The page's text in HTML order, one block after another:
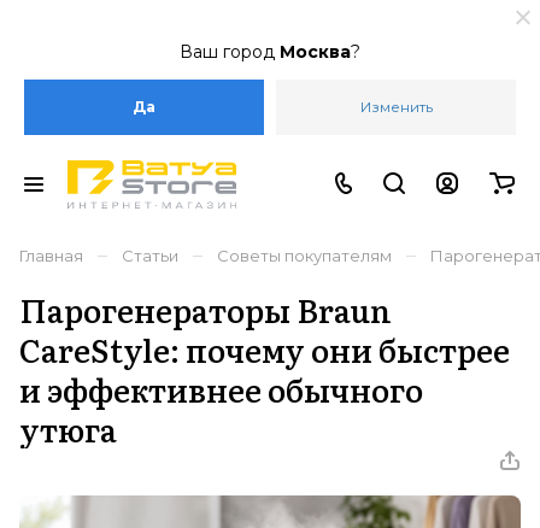
Ваш город Москва?
Да Изменить
Главная – Статьи – Советы покупателям –
Парогенераторы Braun
CareStyle: почему они быстрее
и эффективнее обычного
утюга